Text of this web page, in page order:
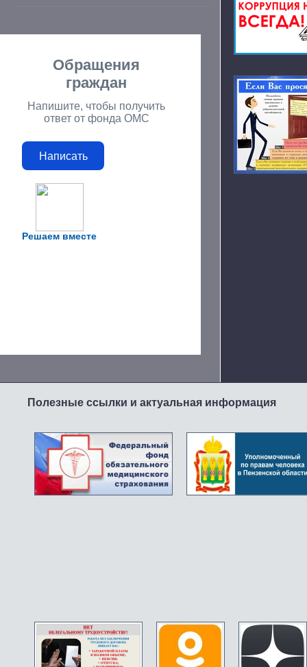
Решаем вместе
Обращения
граждан
Напишите, чтобы получить
ответ от фонда ОМС
Написать
Полезные ссылки и актуальная информация